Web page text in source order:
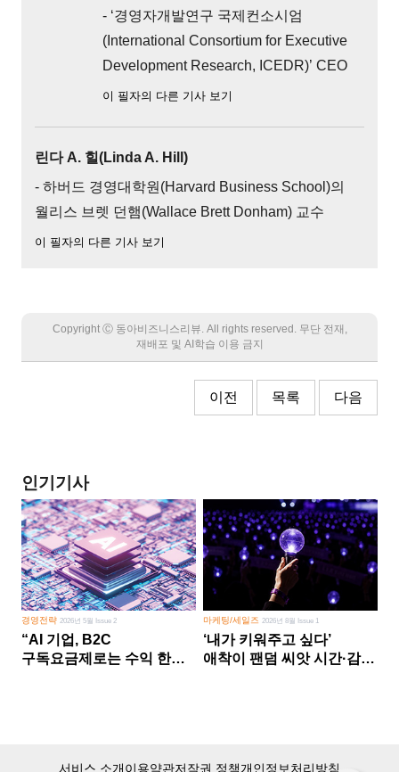
- ‘경영자개발연구 국제컨소시엄
(International Consortium for Executive
Development Research, ICEDR)’ CEO
이 필자의 다른 기사 보기
린다 A. 힐(Linda A. Hill)
- 하버드 경영대학원(Harvard Business School)의
월리스 브렛 던햄(Wallace Brett Donham) 교수
이 필자의 다른 기사 보기
Copyright Ⓒ 동아비즈니스리뷰. All rights reserved. 무단 전재,
재배포 및 AI학습 이용 금지
이전 목록 다음
인기기사
경영전략2026년 5월 Issue 2
“AI 기업, B2C
구독요금제로는 수익 한계
마케팅/세일즈 2026년 8월 Issue 1
‘내가 키워주고 싶다’
애착이 팬덤 씨앗 시간·감정
서비스 소개이용약관저작권 정책개인정보처리방침